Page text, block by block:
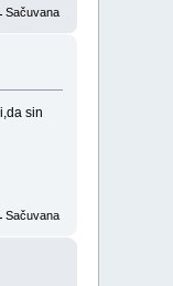
Sačuvana
sin
Sačuvana